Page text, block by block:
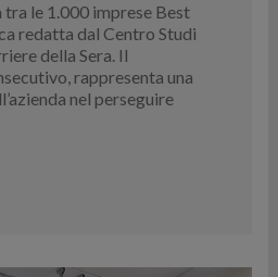
le 1.000 imprese Best
redatta dal Centro Studi
della Sera. Il
rappresenta una
nel perseguire